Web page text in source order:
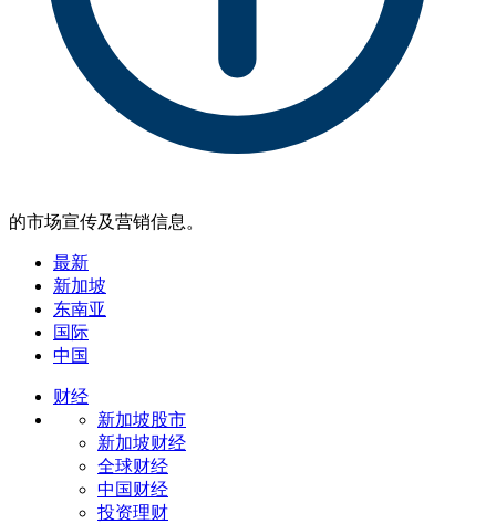
的市场宣传及营销信息。
最新
新加坡
东南亚
国际
中国
财经
新加坡股市
新加坡财经
全球财经
中国财经
投资理财